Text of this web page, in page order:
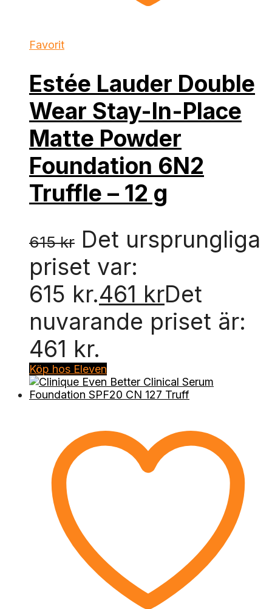
Favorit
Estée Lauder Double
Wear Stay-In-Place
Matte Powder
Foundation 6N2
Truffle – 12 g
615kr Det ursprungliga
priset var:
615 kr.461 krDet
nuvarande priset är:
461 kr.
Köp hos Eleven